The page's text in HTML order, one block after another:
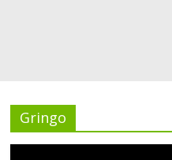
Gringo